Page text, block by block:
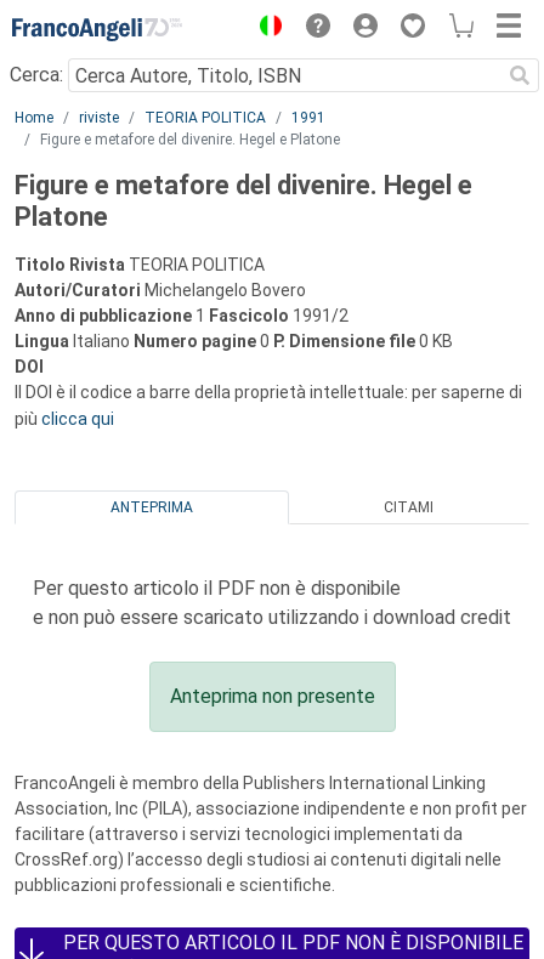
Menu
Cerca:
Main content
Home riviste TEORIA POLITICA
1991
Figure e metafore del divenire. Hegel e Platone
Figure e metafore del divenire. Hegel e
Platone
Titolo Rivista TEORIA POLITICA
Autori/Curatori Michelangelo Bovero
Anno di pubblicazione 1 Fascicolo 1991/2
Lingua Italiano Numero pagine0 P. Dimensione file0 KB
DOI
Il DOI è il codice a barre della proprietà intellettuale: per saperne di
più clicca qui
ANTEPRIMA CITAMI
Per questo articolo il PDF non è disponibile
e non può essere scaricato utilizzando i download credit
Anteprima non presente
FrancoAngeli è membro della Publishers International Linking
Association, Inc (PILA), associazione indipendente e non profit per
facilitare (attraverso i servizi tecnologici implementati da
CrossRef.org) l’accesso degli studiosi ai contenuti digitali nelle
pubblicazioni professionali e scientifiche.
PER QUESTO ARTICOLO IL PDF NON È DISPONIBILE